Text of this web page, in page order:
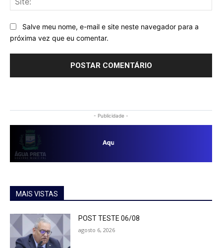
Salve meu nome, e-mail e site neste navegador para a
próxima vez que eu comentar.
- Publicidade -
MAIS VISTAS
POST TESTE 06/08
agosto 6, 2026